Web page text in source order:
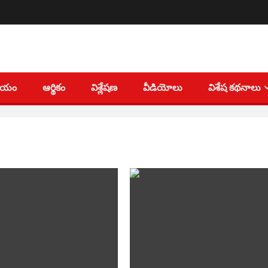
ఆర్థికం విశ్లేషణ వీడియోలు విశేష కథనాలు